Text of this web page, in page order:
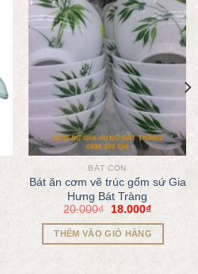
BÁT CON
Bát ăn cơm vẽ trúc gốm sứ Gia
Hưng Bát Tràng
20.000₫ 18.000₫
THÊM VÀO GIỎ HÀNG